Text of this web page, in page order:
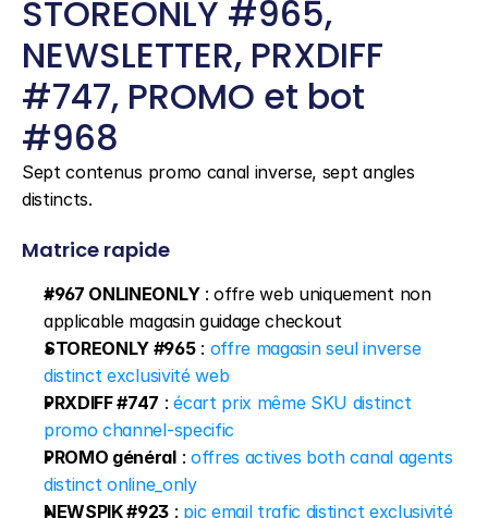
STOREONLY #965,
NEWSLETTER, PRXDIFF
#747, PROMO et bot
#968
Sept contenus promo canal inverse, sept angles
distincts.
Matrice rapide
#967 ONLINEONLY : offre web uniquement non
applicable magasin guidage checkout
STOREONLY #965 : offre magasin seul inverse
distinct exclusivité web
PRXDIFF #747 : écart prix même SKU distinct
promo channel-specific
PROMO général : offres actives both canal agents
distinct online_only
NEWSPIK #923 : pic email trafic distinct exclusivité